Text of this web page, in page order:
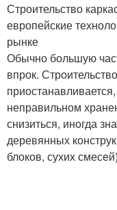
Строительство
европейские
рынке
Обычно большую
впрок.
неправильном
снизиться, иногда
деревянных
блоков, сухих